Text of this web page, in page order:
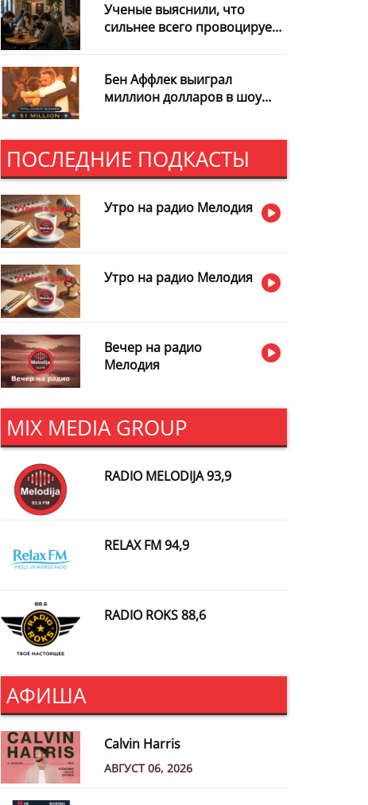
Ученые выяснили, что
сильнее всего провоцирует
Бен Аффлек выиграл
миллион долларов в шоу
пожертвовал весь приз
ПОСЛЕДНИЕ ПОДКАСТЫ
Утро на радио Мелодия
Утро на радио Мелодия
Вечер на радио
Мелодия
MIX MEDIA GROUP
RADIO MELODIJA 93,9
RELAX FM 94,9
RADIO ROKS 88,6
АФИША
Calvin Harris
АВГУСТ 06, 2026